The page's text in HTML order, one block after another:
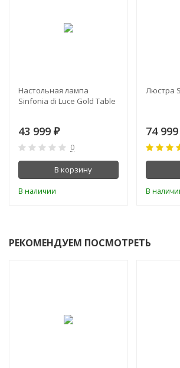
Настольная лампа
Sinfonia di Luce Gold Table
43 999 ₽
0
В корзину
В наличии
Люстра
74 999
В
РЕКОМЕНДУЕМ ПОСМОТРЕТЬ